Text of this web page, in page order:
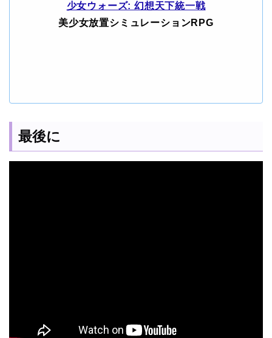
少女ウォーズ: 幻想天下統一戦
美少女放置シミュレーションRPG
最後に